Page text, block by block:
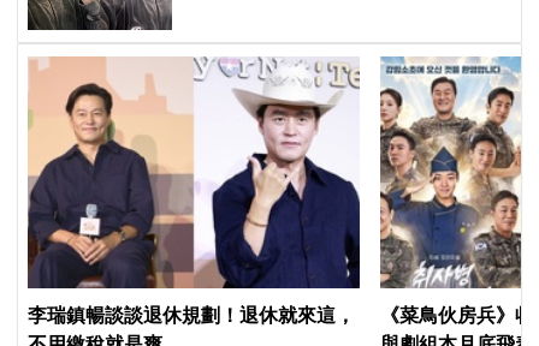
李瑞鎮暢談談退休規劃！退休就來這，
《菜鳥伙房兵》